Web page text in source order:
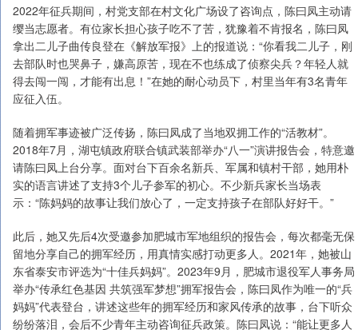
2022年征兵期间，村党支部在村文化广场设了咨询点，陈曰凤主动请
缨当志愿者。有位家长担心孩子吃不了苦，犹豫着不肯报名，陈曰凤
拿出二儿子曲传良登在《解放军报》上的报道说：“你看我二儿子，刚
去部队时也哭鼻子，嫌高原苦，现在不也练成了侦察尖兵？年轻人就
得去闯一闯，才能有出息！”在她的耐心动员下，村里当年有3名青年
应征入伍。
随着拥军事迹被广泛传扬，陈曰凤成了当地双拥工作的“活教材”。
2018年7月，湖屯镇政府联合镇武装部举办“八一”演讲报告会，特意邀
请陈曰凤上台分享。面对台下百余名新兵、军属和镇村干部，她用朴
实的语言讲述了支持3个儿子参军的初心。不少新兵家长当场表
示：“陈妈妈的故事让我们放心了，一定支持孩子在部队好好干。”
此后，她又先后4次受邀参加肥城市军地组织的报告会，每次都毫无保
留地分享自己的拥军经历，用真情实感打动更多人。2021年，她被山
东省泰安市评选为“十佳兵妈妈”。2023年9月，肥城市退役军人事务局
举办“传承红色基因 共筑强军梦想”拥军报告会，陈曰凤作为唯一的“兵
妈妈”代表登台，讲述这些年的拥军经历和家风传承的故事，台下听众
纷纷落泪，会后不少青年主动咨询征兵政策。陈曰凤说：“能让更多人